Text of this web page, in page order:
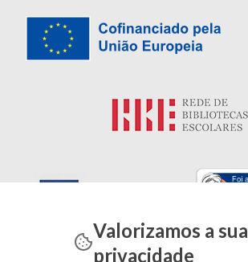
Valorizamos a sua
privacidade